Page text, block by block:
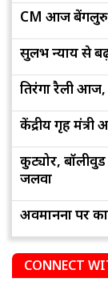
CM आज बेंगलुरु
सुलभ न्याय से
तिरंगा रैली आज,
केंद्रीय गृह
कुट्योर,
जलवा
अवमानना पर
CONNECT